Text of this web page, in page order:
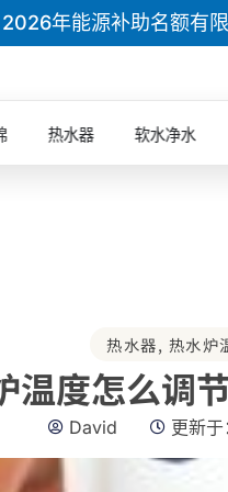
2026年能源补助名额有
热水器 软水净水
热水器, 热水炉
温度怎么调
David 更新于